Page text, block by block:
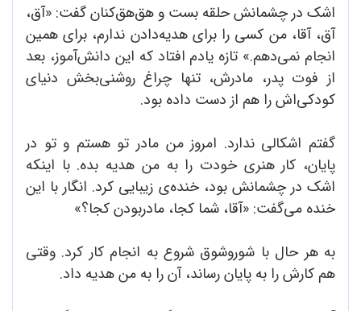
اشک در چشمانش حلقه بست و هق‌هق‌کنان گفت: «آق،
آق، آقا، من کسی را برای هدیه‌دادن ندارم، برای همین
انجام نمی‌دهم.» تازه یادم افتاد که این دانش‌آموز، بعد
از فوت پدر، مادرش، تنها چراغ روشنی‌بخش دنیای
کودکی‌اش را هم از دست داده بود.
گفتم اشکالی ندارد. امروز من مادر تو هستم و تو در
پایان، کار هنری خودت را به من هدیه بده. با اینکه
اشک در چشمانش بود، خنده‌ی زیبایی کرد. انگار با این
خنده می‌گفت: «آقا، شما کجا، مادربودن کجا؟»
به هر حال با شورو‌شوق شروع به انجام کار کرد. وقتی
هم کارش را به پایان رساند، آن را به من هدیه داد.